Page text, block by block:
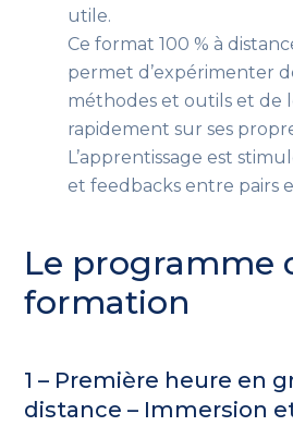
utile.
Ce format 100 % à
permet d’expérimenter
méthodes et outils et de
rapidement sur ses
L’apprentissage est
et feedbacks entre pairs
Le programme
formation
1 – Première heure en
distance – Immersion